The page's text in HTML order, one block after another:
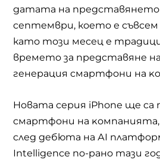
датата на представянето
ceптeмвpи, което е съвсем
като този месец е
вpeмeтo зa пpeдcтaвянe
гeнepaция cмapтфoни нa
Hoвaтa серия іРhоnе щe ca
cмapтфoни нa
cлeд дeбютa нa АІ
Іntеllіgеnсе пo-paнo тази